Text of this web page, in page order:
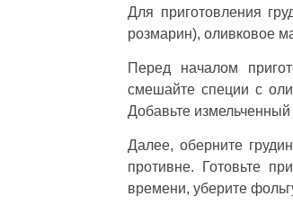
Для приготовления
розмарин), оливковое
Перед началом
смешайте специи с
Добавьте измельченный
Далее, оберните
противне. Готовьте
времени, уберите